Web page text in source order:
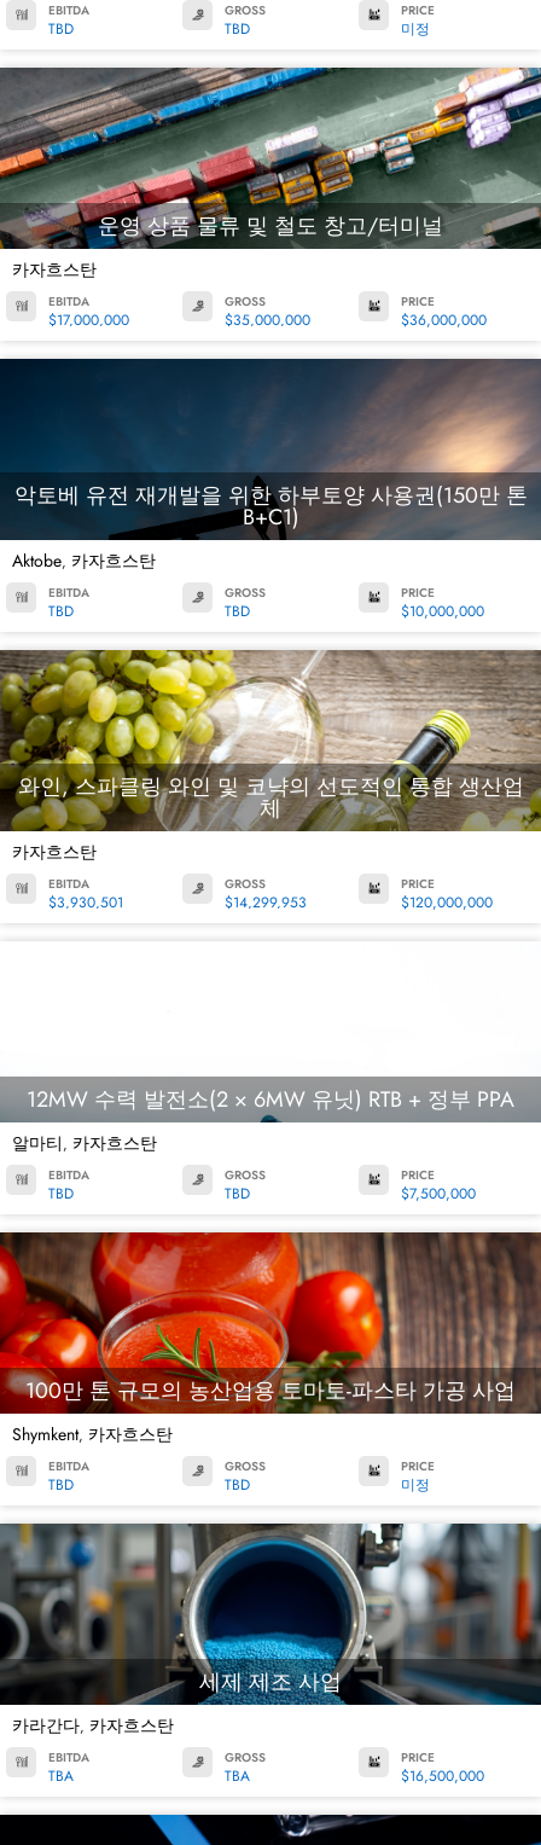
EBITDA
TBD
GROSS
TBD
PRICE
미정
운영 상품 물류 및 철도 창고/터미널
카자흐스탄
EBITDA
$17,000,000
GROSS
$35,000,000
PRICE
$36,000,000
악토베 유전 재개발을 위한 하부토양 사용권(150만 톤
B+C1)
Aktobe, 카자흐스탄
EBITDA
TBD
GROSS
TBD
PRICE
$10,000,000
와인, 스파클링 와인 및 코냑의 선도적인 통합 생산업
체
카자흐스탄
EBITDA
$3,930,501
GROSS
$14,299,953
PRICE
$120,000,000
12MW 수력 발전소(2 × 6MW 유닛) RTB + 정부 PPA
알마티, 카자흐스탄
EBITDA
TBD
GROSS
TBD
PRICE
$7,500,000
100만 톤 규모의 농산업용 토마토-파스타 가공 사업
Shymkent, 카자흐스탄
EBITDA
TBD
GROSS
TBD
PRICE
미정
세제 제조 사업
카라간다, 카자흐스탄
EBITDA
TBA
GROSS
TBA
PRICE
$16,500,000